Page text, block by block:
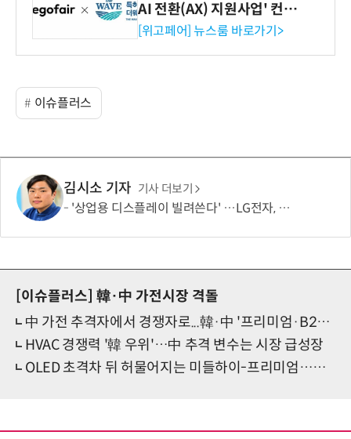
AI 전환(AX) 지원사업' 컨소
시엄 선정
[위고페어] 뉴스룸 바로가기>
이슈플러스
김시소 기자 기사 더보기
'상업용 디스플레이 빌려쓴다' …LG전자, 美 B2B 구독 시동
[이슈플러스] 韓·中 가전시장 격돌
中 가전 추격자에서 경쟁자로...韓·中 '프리미엄·B2B' 전장서 정면 충돌
HVAC 경쟁력 '韓 우위'…中 추격 변수는 시장 급성장
OLED 초격차 뒤 허물어지는 미들하이-프리미엄…日·中 합작 TV 판도 더 흔든다